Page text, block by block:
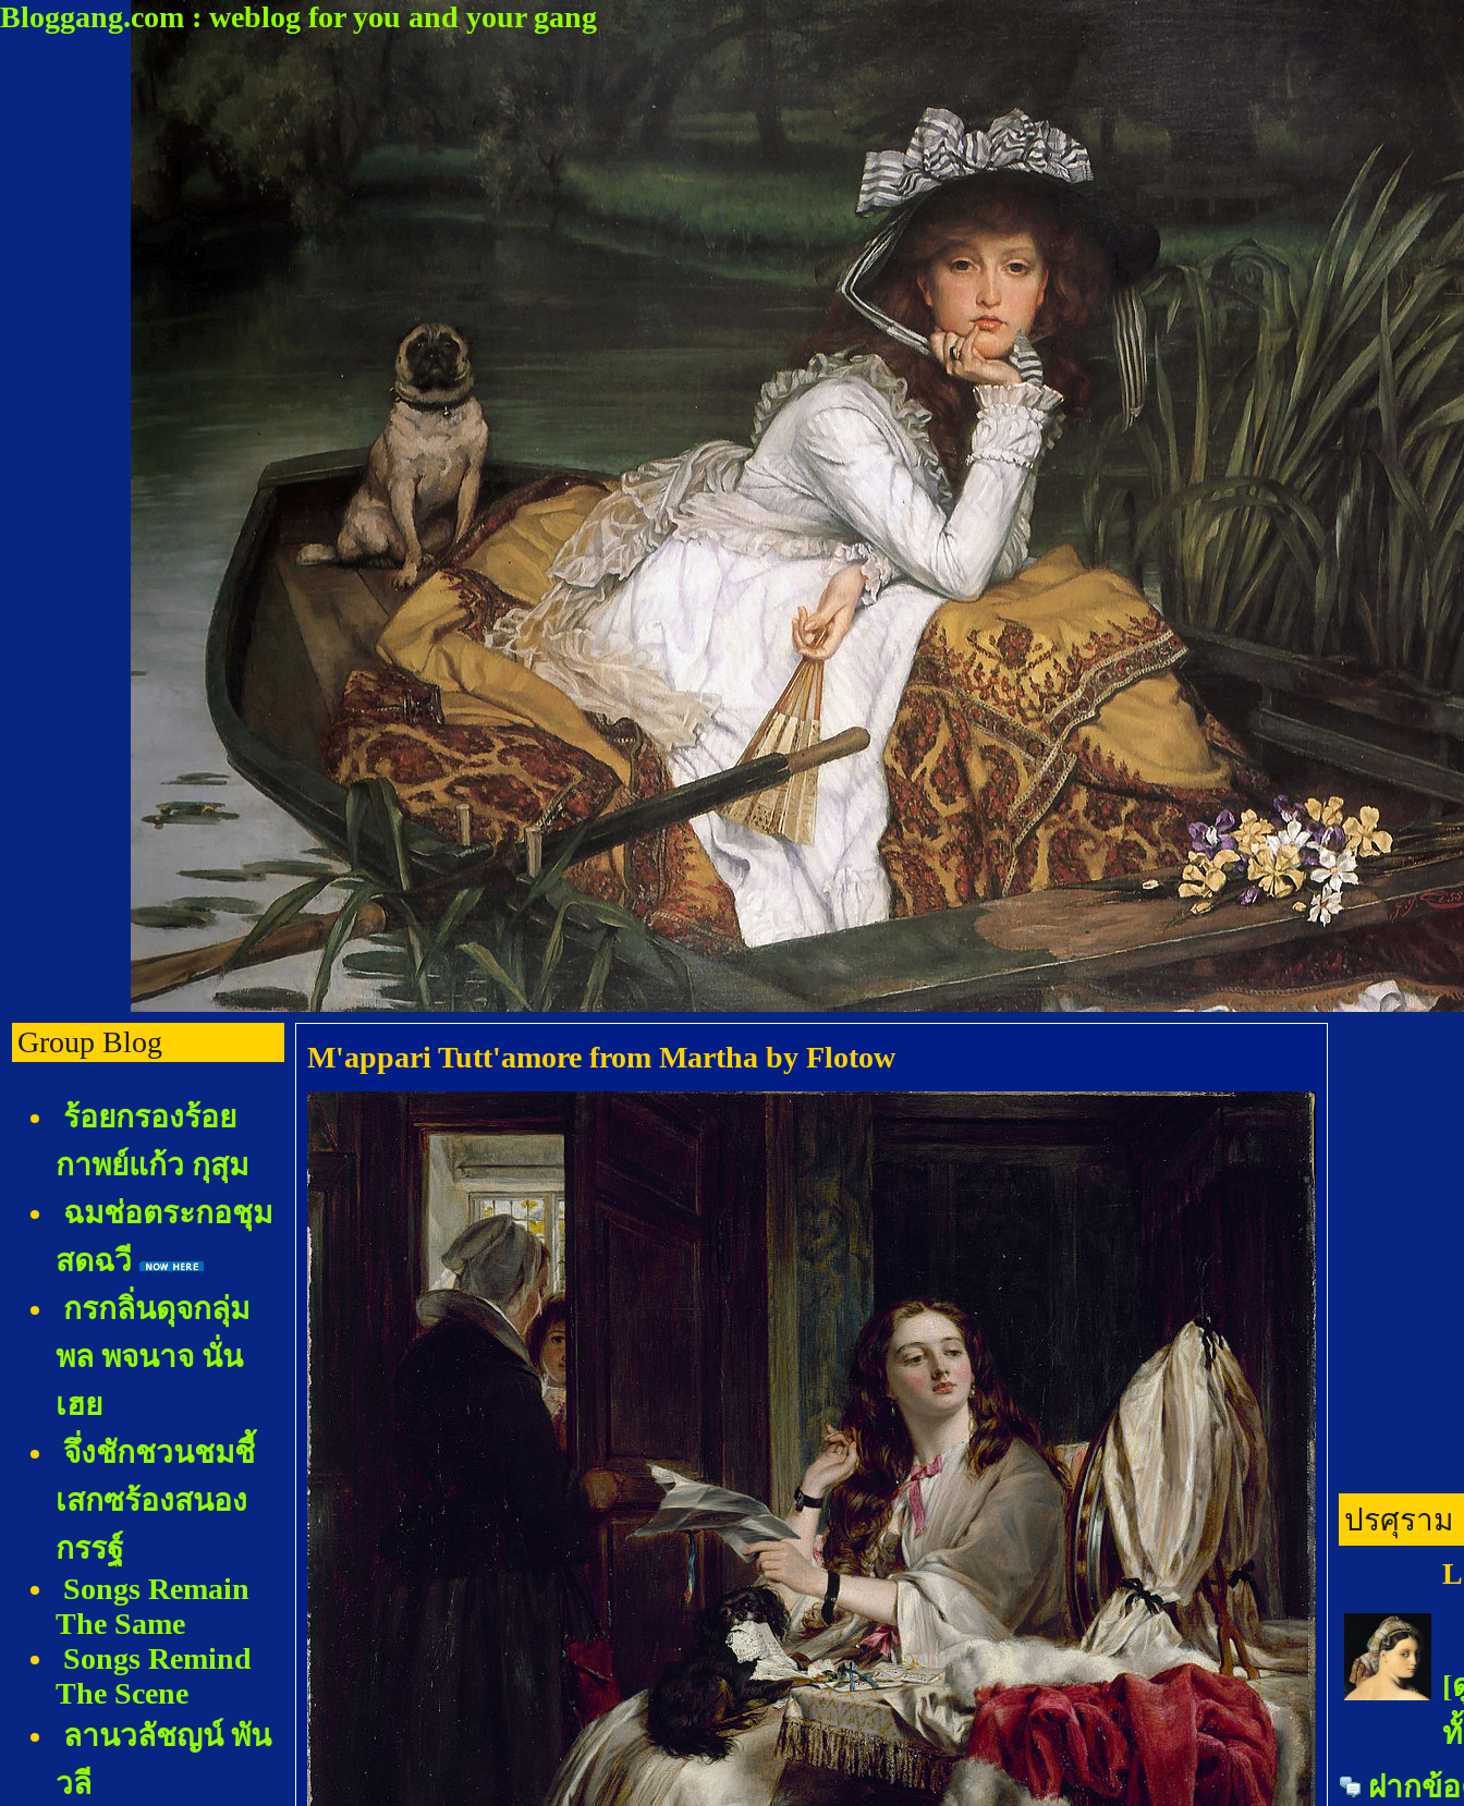
Bloggang.com : weblog for you and your gang
Group Blog
ร้อยกรองร้อ
กาพย์แก้ว กุสุม
ฉมช่อตระกอชุม
สดฉวี
กรกลิ่นดุจกลุ่ม
พล พจนาจ นั่น
เฮ
จึ่งชักชวนชมชี้
เสกซร้องสนอง
กรรฐ์
Songs Remain
The Same
Songs Remind
The Scene
ลานวลัชญน์ พัน
วลี
M'appari Tutt'amore from Martha by Flotow
ปรศุราม
[
ฝากข้